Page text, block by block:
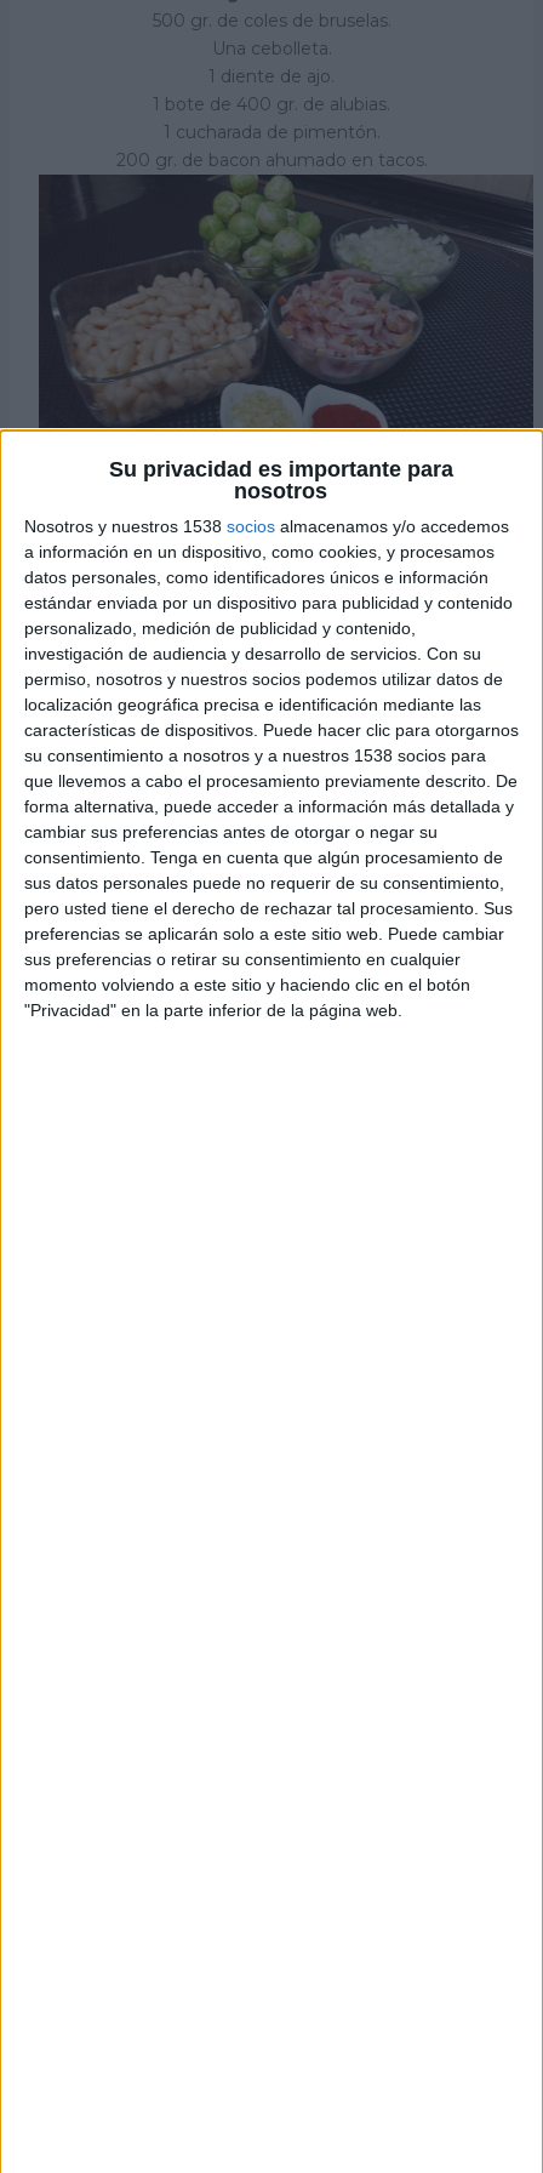
Su privacidad es importante para
nosotros
Nosotros y nuestros 1538 socios almacenamos y/o accedemos
a información en un dispositivo, como cookies, y procesamos
datos personales, como identificadores únicos e información
estándar enviada por un dispositivo para publicidad y contenido
personalizado, medición de publicidad y contenido,
investigación de audiencia y desarrollo de servicios. Con su
permiso, nosotros y nuestros socios podemos utilizar datos de
localización geográfica precisa e identificación mediante las
características de dispositivos. Puede hacer clic para otorgarnos
su consentimiento a nosotros y a nuestros 1538 socios para
que llevemos a cabo el procesamiento previamente descrito. De
forma alternativa, puede acceder a información más detallada y
cambiar sus preferencias antes de otorgar o negar su
consentimiento. Tenga en cuenta que algún procesamiento de
sus datos personales puede no requerir de su consentimiento,
pero usted tiene el derecho de rechazar tal procesamiento. Sus
preferencias se aplicarán solo a este sitio web. Puede cambiar
sus preferencias o retirar su consentimiento en cualquier
momento volviendo a este sitio y haciendo clic en el botón
"Privacidad" en la parte inferior de la página web.
500 gr. de coles de bruselas.
Una cebolleta.
1 diente de ajo.
1 bote de 400 gr. de alubias.
1 cucharada de pimentón.
200 gr. de bacon ahumado en tacos.
Elaboración:
Limpiamos las coles, las partimos por la mitad y hervimos
en agua con sal unos diez minutos.
Reservamos un par de cazos del agua de la cocción.